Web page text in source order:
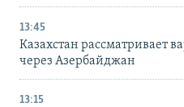
13:45
Казахстан рассматривает
через Азербайджан
13:15